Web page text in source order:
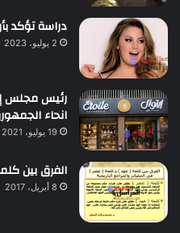
دراسة تؤكد
2 يوليو، 2023
رئيس مجلس
انحاء
19 يوليو، 2021
الفرق بين
8 أبريل، 2017